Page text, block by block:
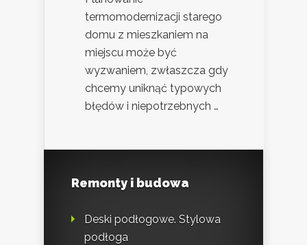
termomodernizacji starego
domu z mieszkaniem na
miejscu może być
wyzwaniem, zwłaszcza gdy
chcemy uniknąć typowych
błędów i niepotrzebnych …
Remonty i budowa
Deski podłogowe. Stylowa
podłoga